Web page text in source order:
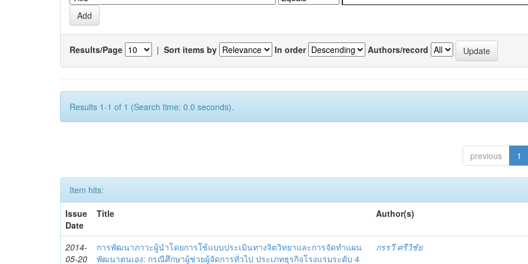
Results/Page | Sort items by In order Authors/record
Results 1-1 of 1 (Search time: 0.0 seconds).
previous 1
Item hits:
Issue
Date
Title Author(s)
2014-
05-20
การพัฒนาภาวะผู้นำโดยการใช้แบบประเมินทางจิตวิทยาและการจัดทำแผน
พัฒนาตนเอง: กรณีศึกษาผู้ช่วยผู้จัดการทั่วไป ประเภทธุรกิจโรงแรมระดับ 4
กรรวี ศรีวิชัย